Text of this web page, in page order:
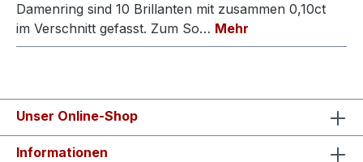
Damenring sind 10 Brillanten mit zusammen 0,10ct
im Verschnitt gefasst. Zum So… Mehr
Unser Online-Shop
Informationen